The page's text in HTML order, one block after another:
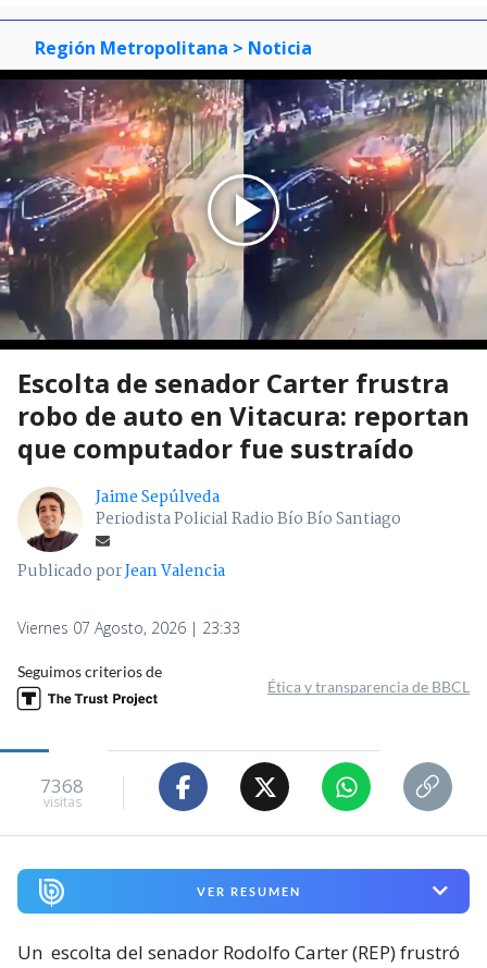
Región Metropolitana > Noticia
Escolta de senador Carter frustra
robo de auto en Vitacura: reportan
que computador fue sustraído
Jaime Sepúlveda
Periodista Policial Radio Bío Bío Santiago
Publicado porJean Valencia
Viernes 07 Agosto, 2026 | 23:33
Seguimos criterios de
Ética y transparencia de BBCL
7368
visitas
VER RESUMEN
Un escolta del senador Rodolfo Carter (REP) frustró